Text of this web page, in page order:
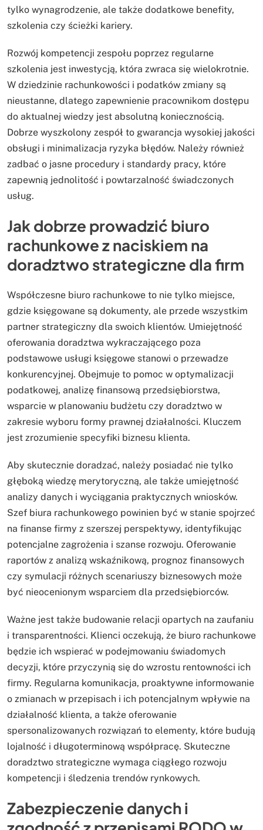
tylko wynagrodzenie, ale także dodatkowe benefity,
szkolenia czy ścieżki kariery.
Rozwój kompetencji zespołu poprzez regularne
szkolenia jest inwestycją, która zwraca się wielokrotnie.
W dziedzinie rachunkowości i podatków zmiany są
nieustanne, dlatego zapewnienie pracownikom dostępu
do aktualnej wiedzy jest absolutną koniecznością.
Dobrze wyszkolony zespół to gwarancja wysokiej jakości
obsługi i minimalizacja ryzyka błędów. Należy również
zadbać o jasne procedury i standardy pracy, które
zapewnią jednolitość i powtarzalność świadczonych
usług.
Jak dobrze prowadzić biuro
rachunkowe z naciskiem na
doradztwo strategiczne dla firm
Współczesne biuro rachunkowe to nie tylko miejsce,
gdzie księgowane są dokumenty, ale przede wszystkim
partner strategiczny dla swoich klientów. Umiejętność
oferowania doradztwa wykraczającego poza
podstawowe usługi księgowe stanowi o przewadze
konkurencyjnej. Obejmuje to pomoc w optymalizacji
podatkowej, analizę finansową przedsiębiorstwa,
wsparcie w planowaniu budżetu czy doradztwo w
zakresie wyboru formy prawnej działalności. Kluczem
jest zrozumienie specyfiki biznesu klienta.
Aby skutecznie doradzać, należy posiadać nie tylko
głęboką wiedzę merytoryczną, ale także umiejętność
analizy danych i wyciągania praktycznych wniosków.
Szef biura rachunkowego powinien być w stanie spojrzeć
na finanse firmy z szerszej perspektywy, identyfikując
potencjalne zagrożenia i szanse rozwoju. Oferowanie
raportów z analizą wskaźnikową, prognoz finansowych
czy symulacji różnych scenariuszy biznesowych może
być nieocenionym wsparciem dla przedsiębiorców.
Ważne jest także budowanie relacji opartych na zaufaniu
i transparentności. Klienci oczekują, że biuro rachunkowe
będzie ich wspierać w podejmowaniu świadomych
decyzji, które przyczynią się do wzrostu rentowności ich
firmy. Regularna komunikacja, proaktywne informowanie
o zmianach w przepisach i ich potencjalnym wpływie na
działalność klienta, a także oferowanie
spersonalizowanych rozwiązań to elementy, które budują
lojalność i długoterminową współpracę. Skuteczne
doradztwo strategiczne wymaga ciągłego rozwoju
kompetencji i śledzenia trendów rynkowych.
Zabezpieczenie danych i